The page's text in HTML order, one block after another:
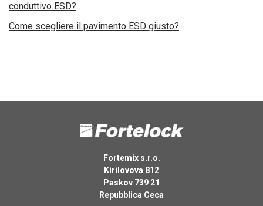
conduttivo ESD?
Come scegliere il pavimento ESD giusto?
Fortemix s.r.o.
Kirilovova 812
Paskov 739 21
Repubblica Ceca